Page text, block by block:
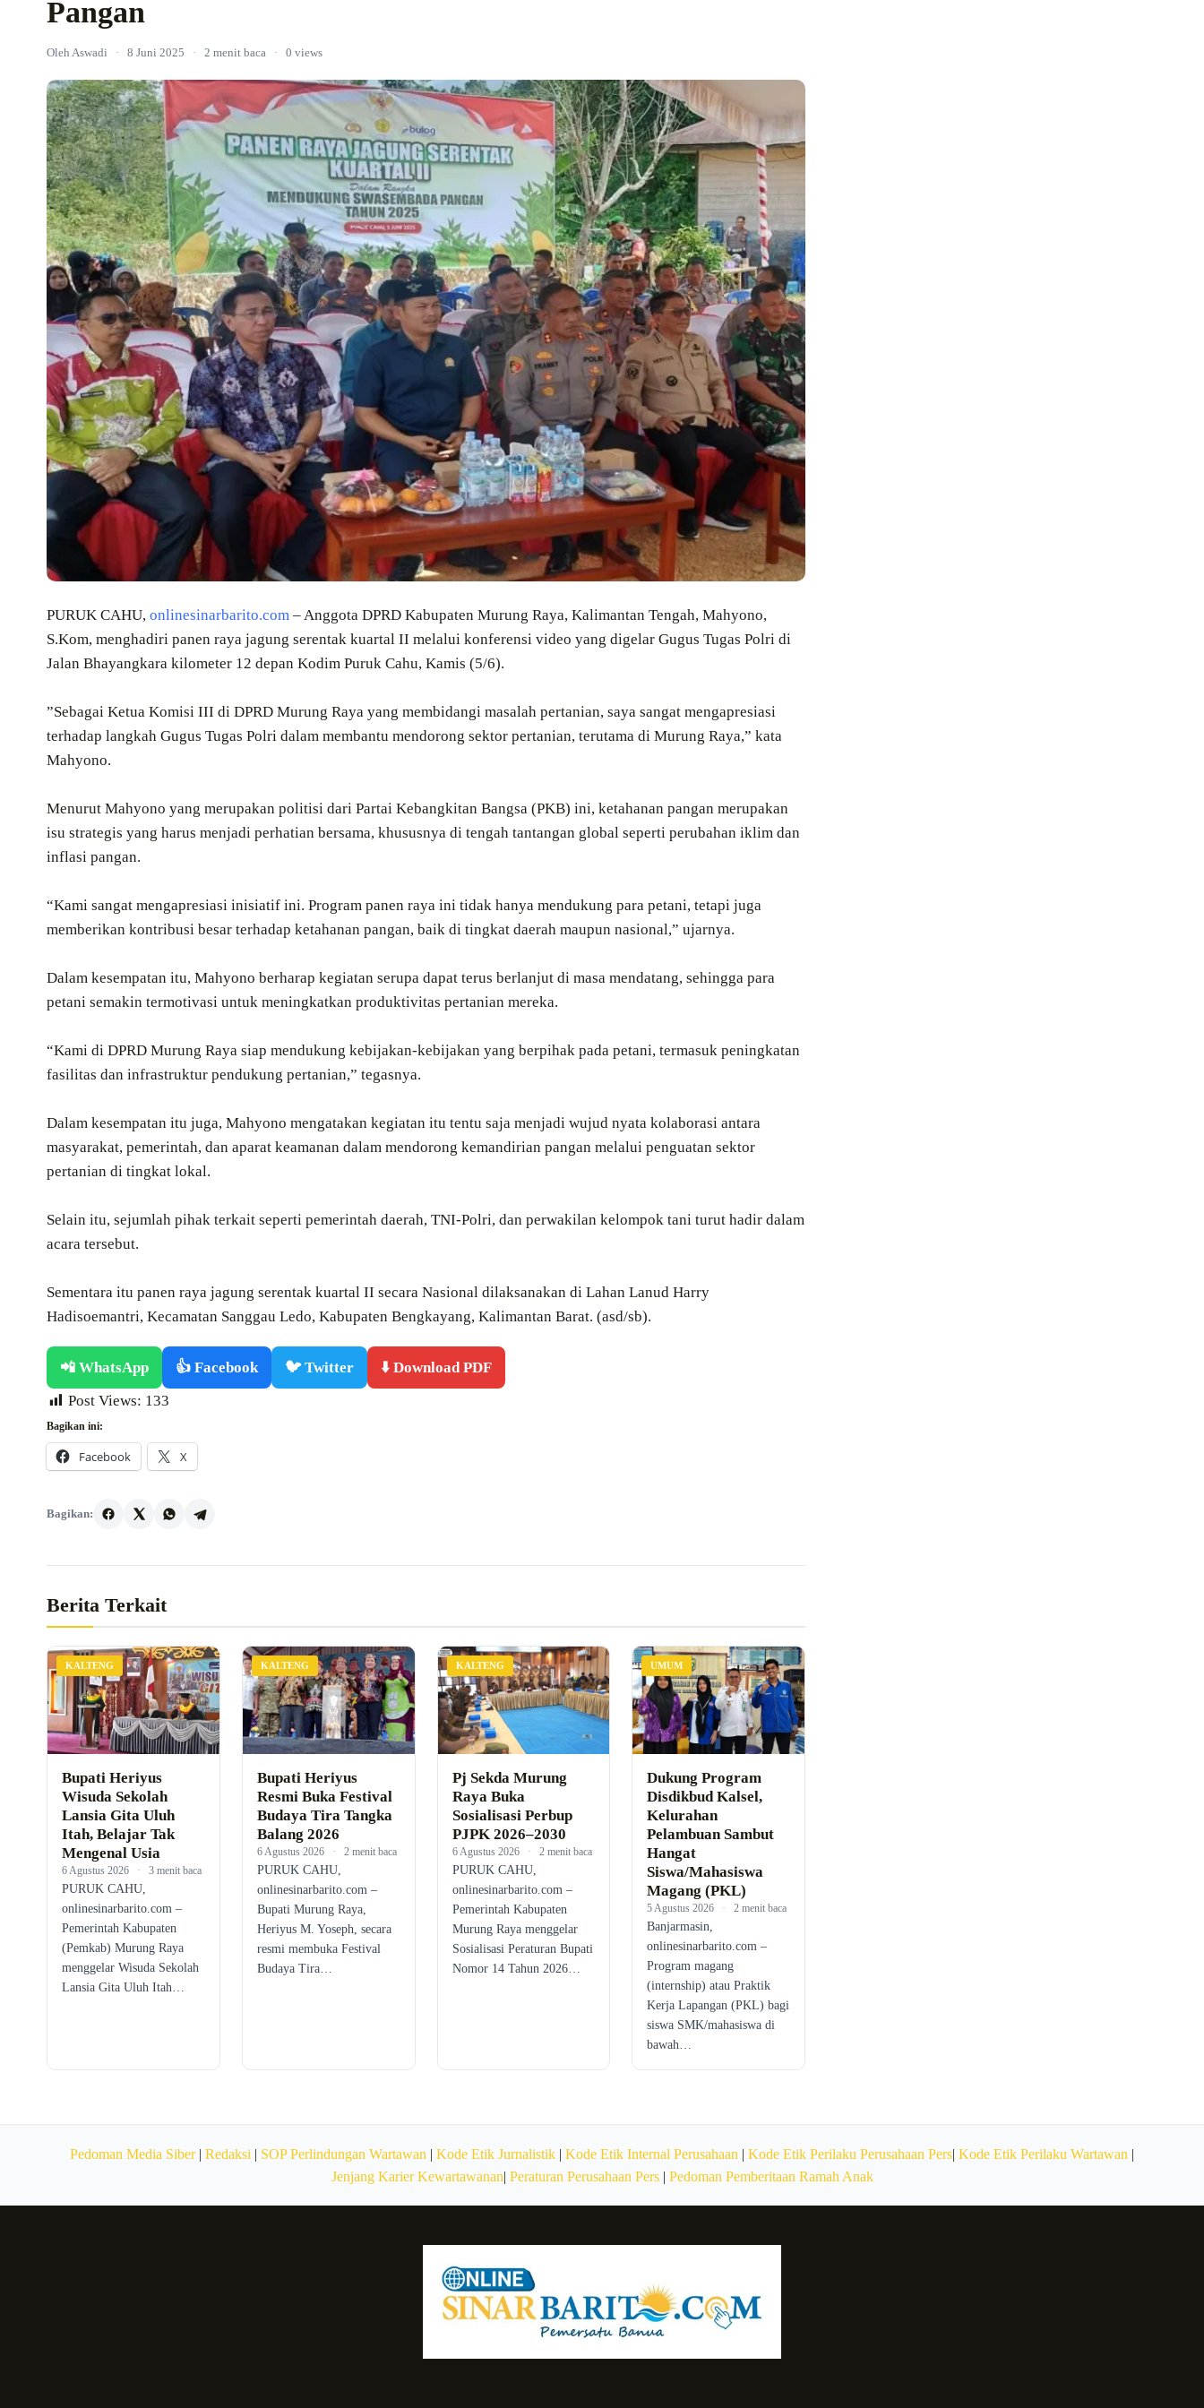
Pangan
Oleh Aswadi · 8 Juni 2025 · 2 menit baca · 0 views
PURUK CAHU, onlinesinarbarito.com – Anggota DPRD Kabupaten Murung Raya, Kalimantan Tengah, Mahyono,
S.Kom, menghadiri panen raya jagung serentak kuartal II melalui konferensi video yang digelar Gugus Tugas Polri di
Jalan Bhayangkara kilometer 12 depan Kodim Puruk Cahu, Kamis (5/6).
”Sebagai Ketua Komisi III di DPRD Murung Raya yang membidangi masalah pertanian, saya sangat mengapresiasi
terhadap langkah Gugus Tugas Polri dalam membantu mendorong sektor pertanian, terutama di Murung Raya,” kata
Mahyono.
Menurut Mahyono yang merupakan politisi dari Partai Kebangkitan Bangsa (PKB) ini, ketahanan pangan merupakan
isu strategis yang harus menjadi perhatian bersama, khususnya di tengah tantangan global seperti perubahan iklim dan
inflasi pangan.
“Kami sangat mengapresiasi inisiatif ini. Program panen raya ini tidak hanya mendukung para petani, tetapi juga
memberikan kontribusi besar terhadap ketahanan pangan, baik di tingkat daerah maupun nasional,” ujarnya.
Dalam kesempatan itu, Mahyono berharap kegiatan serupa dapat terus berlanjut di masa mendatang, sehingga para
petani semakin termotivasi untuk meningkatkan produktivitas pertanian mereka.
“Kami di DPRD Murung Raya siap mendukung kebijakan-kebijakan yang berpihak pada petani, termasuk peningkatan
fasilitas dan infrastruktur pendukung pertanian,” tegasnya.
Dalam kesempatan itu juga, Mahyono mengatakan kegiatan itu tentu saja menjadi wujud nyata kolaborasi antara
masyarakat, pemerintah, dan aparat keamanan dalam mendorong kemandirian pangan melalui penguatan sektor
pertanian di tingkat lokal.
Selain itu, sejumlah pihak terkait seperti pemerintah daerah, TNI-Polri, dan perwakilan kelompok tani turut hadir dalam
acara tersebut.
Sementara itu panen raya jagung serentak kuartal II secara Nasional dilaksanakan di Lahan Lanud Harry
Hadisoemantri, Kecamatan Sanggau Ledo, Kabupaten Bengkayang, Kalimantan Barat. (asd/sb).
📲 WhatsApp 👍 Facebook 🐦 Twitter
⬇️ Download PDF
Post Views: 133
Bagikan ini:
Facebook X
Bagikan:
Berita Terkait
KALTENG
Bupati Heriyus
Wisuda Sekolah
Lansia Gita Uluh
Itah, Belajar Tak
Mengenal Usia
6 Agustus 2026 · 3 menit baca
PURUK CAHU,
onlinesinarbarito.com –
Pemerintah Kabupaten
(Pemkab) Murung Raya
menggelar Wisuda Sekolah
Lansia Gita Uluh Itah…
KALTENG
Bupati Heriyus
Resmi Buka Festival
Budaya Tira Tangka
Balang 2026
6 Agustus 2026 · 2 menit baca
PURUK CAHU,
onlinesinarbarito.com –
Bupati Murung Raya,
Heriyus M. Yoseph, secara
resmi membuka Festival
Budaya Tira…
KALTENG
Pj Sekda Murung
Raya Buka
Sosialisasi Perbup
PJPK 2026–2030
6 Agustus 2026 · 2 menit baca
PURUK CAHU,
onlinesinarbarito.com –
Pemerintah Kabupaten
Murung Raya menggelar
Sosialisasi Peraturan Bupati
Nomor 14 Tahun 2026…
UMUM
Dukung Program
Disdikbud Kalsel,
Kelurahan
Pelambuan Sambut
Hangat
Siswa/Mahasiswa
Magang (PKL)
5 Agustus 2026 · 2 menit baca
Banjarmasin,
onlinesinarbarito.com –
Program magang
(internship) atau Praktik
Kerja Lapangan (PKL) bagi
siswa SMK/mahasiswa di
bawah…
Pedoman Media Siber| Redaksi | SOP Perlindungan Wartawan | Kode Etik Jurnalistik | Kode Etik Internal Perusahaan | Kode Etik Perilaku Perusahaan Pers| Kode Etik Perilaku Wartawan |
Jenjang Karier Kewartawanan| Peraturan Perusahaan Pers| Pedoman Pemberitaan Ramah Anak